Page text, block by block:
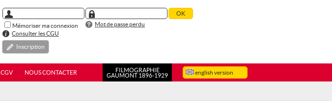
Mémoriser ma connexion
Mot de passe perdu
Consulter les CGU
Inscription
english version
CGV NOUS CONTACTER
FILMOGRAPHIE
GAUMONT 1896-1929